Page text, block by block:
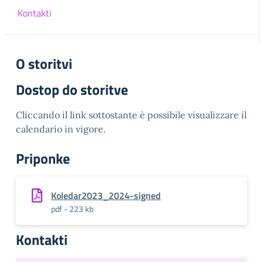
Kontakti
O storitvi
Dostop do storitve
Cliccando il link sottostante è possibile visualizzare il
calendario in vigore.
Priponke
Koledar2023_2024-signed
pdf - 223 kb
Kontakti